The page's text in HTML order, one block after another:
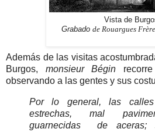
Vista de
Grabado de Rouargues
Además de las visitas
Burgos, monsieur Bégin
observando a las gentes y sus
Por lo general, las
estrechas, mal
guarnecidas
de aceras;